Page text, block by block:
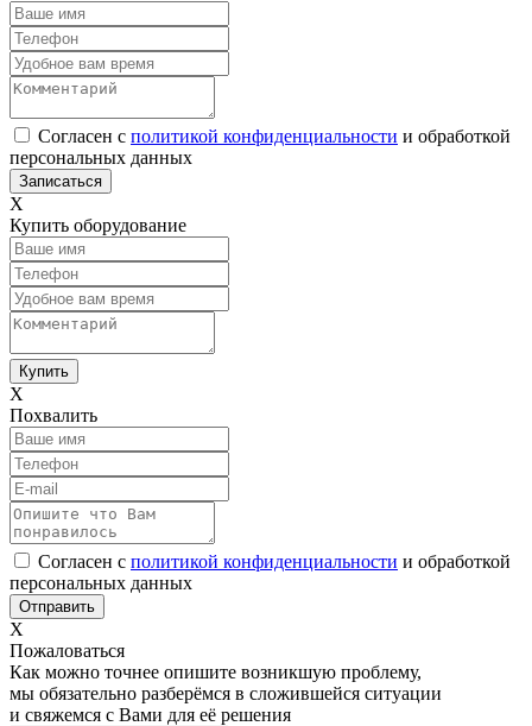
Согласен с политикой конфиденциальности и обработкой
персональных данных
Х
Купить оборудование
Х
Похвалить
Согласен с политикой конфиденциальности и обработкой
персональных данных
Х
Пожаловаться
Как можно точнее опишите возникшую проблему,
мы обязательно разберёмся в сложившейся ситуации
и свяжемся с Вами для её решения